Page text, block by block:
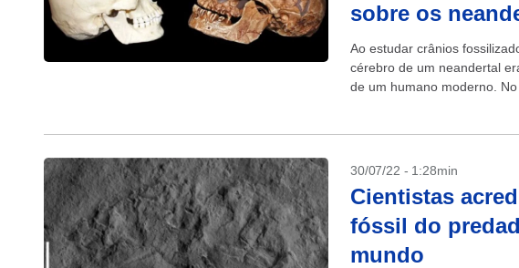
sobre os
Ao estudar crânios
cérebro de um neandertal
de um humano moderno.
30/07/22 - 1:28min
Cientistas
fóssil do
mundo